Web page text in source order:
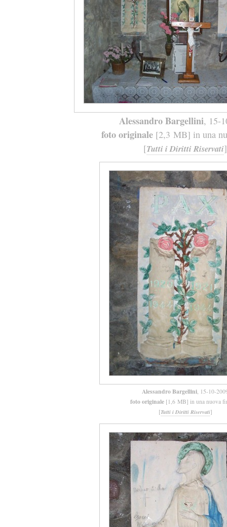
Alessandro Bargellini, 15-
foto originale[2,3 MB] in una
[Tutti i Diritti Riservati]
Alessandro Bargellini , 15-10-
foto originale [1,6 MB] in una nuova
[Tutti i Diritti Riservati]